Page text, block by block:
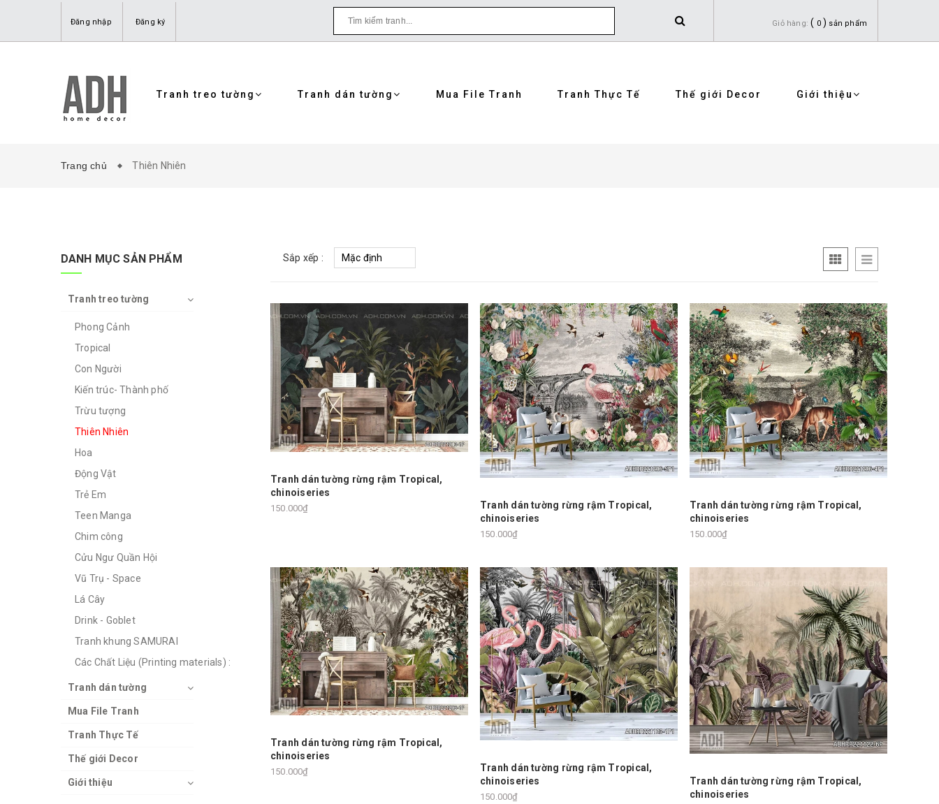
Đăng nhập Đăng ký Giỏ hàng: ( 0 ) sản phẩm
Tranh treo tường Tranh dán tường Mua File Tranh Tranh Thực Tế Thế giới Decor Giới thiệu
Trang chủ Thiên Nhiên
DANH MỤC SẢN PHẨM
Tranh treo tường
Phong Cảnh
Tropical
Con Người
Kiến trúc- Thành phố
Trừu tượng
Thiên Nhiên
Hoa
Động Vật
Trẻ Em
Teen Manga
Chim công
Cửu Ngư Quần Hội
Vũ Trụ - Space
Lá Cây
Drink - Goblet
Tranh khung SAMURAI
Các Chất Liệu (Printing materials) :
Tranh dán tường
Mua File Tranh
Tranh Thực Tế
Thế giới Decor
Giới thiệu
Sắp xếp :
Tranh dán tường rừng rậm Tropical,
chinoiseries
150.000₫
Tranh dán tường rừng rậm Tropical,
chinoiseries
150.000₫
Tranh dán tường rừng rậm Tropical,
chinoiseries
150.000₫
Tranh dán tường rừng rậm Tropical,
chinoiseries
150.000₫
Tranh dán tường rừng rậm Tropical,
chinoiseries
150.000₫
Tranh dán tường rừng rậm Tropical,
chinoiseries